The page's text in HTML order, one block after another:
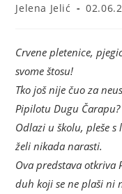
Jelena Jelić
Crvene pletenice,
svome štosu!
Tko još nije čuo za
Pipilotu Dugu Čarapu?
Odlazi u školu, pleše
želi nikada narasti.
Ova predstava
duh koji se ne plaši ni